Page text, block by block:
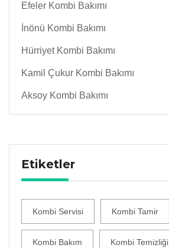
Efeler Kombi Bakımı
İnönü Kombi Bakımı
Hürriyet Kombi Bakımı
Kamil Çukur Kombi Bakımı
Aksoy Kombi Bakımı
Etiketler
Kombi Servisi Kombi Tamir
Kombi Bakım Kombi Temizliği